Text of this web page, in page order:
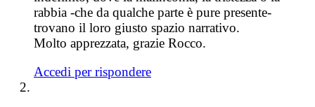
rabbia -che da qualche parte è pure presente-
trovano il loro giusto spazio narrativo.
Molto apprezzata, grazie Rocco.
Accedi per rispondere